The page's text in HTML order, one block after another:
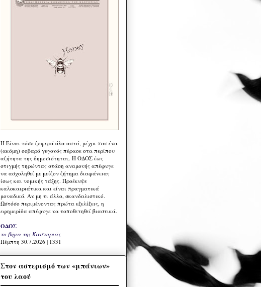
Η Eίναι τόσο ζοφερά όλα αυτά, μέχρι που ένα
(ακόμη) σοβαρό γεγονός πέρασε στα περίπου
αζήτητα της δημοσιότητας. Η ΟΔΟΣ έως
στιγμής τηρώντας στάση αναμονής απέφυγε
να ασχοληθεί με μείζον ζήτημα διαφάνειας
ίσως και νομικής τάξης. Προέκυψε
καλοκαιριάτικα και είναι πραγματικά
μοναδικό. Αν μη τι άλλο, σκανδαλιστικό.
Ωστόσο περιμένοντας πρώτα εξελίξεις, η
εφημερίδα απέφυγε να τοποθετηθεί βιαστικά.
ΟΔΟΣ
το βήμα της Καστοριάς
Πέμπτη 30.7.2026 | 1331
Στον αστερισμό των «μπάνιων»
του λαού